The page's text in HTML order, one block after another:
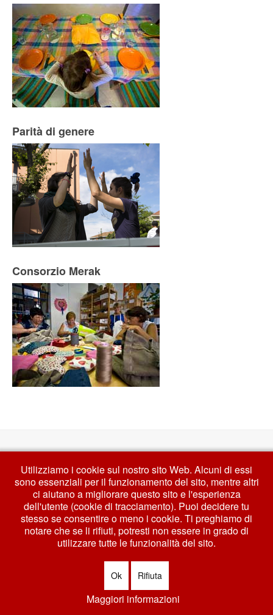
Parità di genere
Consorzio Merak
03747970014 c.c.i.a. 583936 | Sede Legale Via Sondrio 13, 10144 Torino
(TO)
Scopri di più su:Facebook-Instagram-Linkedin- Youtube
Note Legali |Privacy Policy|Cookie Policy|Accessibilità
Bootstrapis a front-end framework of Twitter, Inc. Code licensed underMIT
Utilizziamo i cookie sul nostro sito Web. Alcuni di essi
sono essenziali per il funzionamento del sito, mentre altri
ci aiutano a migliorare questo sito e l'esperienza
dell'utente (cookie di tracciamento). Puoi decidere tu
stesso se consentire o meno i cookie. Ti preghiamo di
notare che se li rifiuti, potresti non essere in grado di
utilizzare tutte le funzionalità del sito.
Ok Rifiuta
Maggiori informazioni